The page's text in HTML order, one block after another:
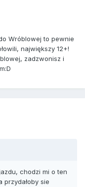
Wróblowej to pewnie
największy 12+!
zadzwonisz i
chodzi mi o ten
przydałoby sie